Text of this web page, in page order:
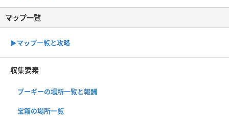
マップ一覧
▶︎マップ一覧と攻略
収集要素
プーギーの場所一覧と報酬
宝箱の場所一覧